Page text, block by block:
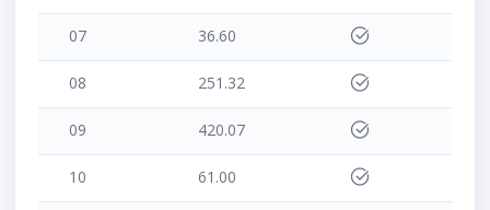
07 36.60
08 251.32
09 420.07
10 61.00